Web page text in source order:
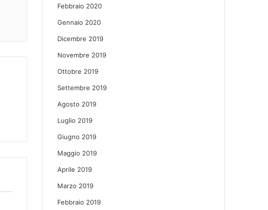
Febbraio 2020
Gennaio 2020
Dicembre 2019
Novembre 2019
Ottobre 2019
Settembre 2019
Agosto 2019
Luglio 2019
Giugno 2019
Maggio 2019
Aprile 2019
Marzo 2019
Febbraio 2019